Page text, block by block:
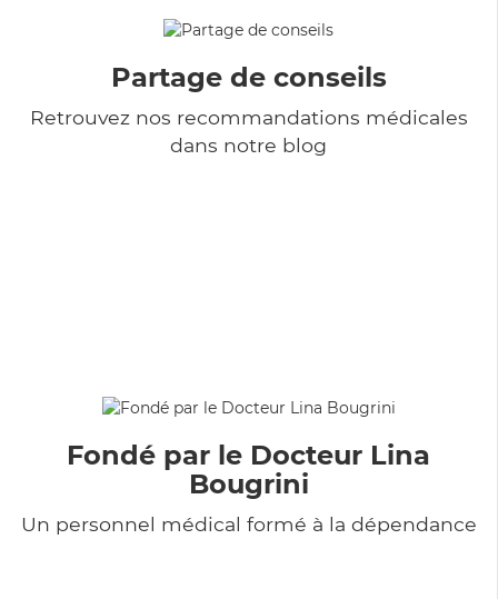
Partage de conseils
Retrouvez nos recommandations médicales
dans notre blog
Fondé par le Docteur Lina
Bougrini
Un personnel médical formé à la dépendance